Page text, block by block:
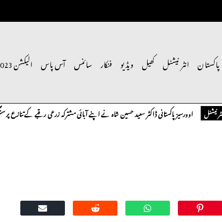
پاکستان انٹر نیشنل کھیل ویڈیو فنکار سائنس آس پاس الیکشن 2023
اوورسیز پاکستانی ڈاکٹر سعید حسین شاہ نے اپنے آبائی مشترکہ زرعی رقبے کے تنازع پر